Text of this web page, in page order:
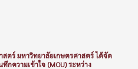
ตร์ มหาวิทยาลัยเกษตรศาสตร์ ได้จัด
กความเข้าใจ (MOU) ระหว่าง